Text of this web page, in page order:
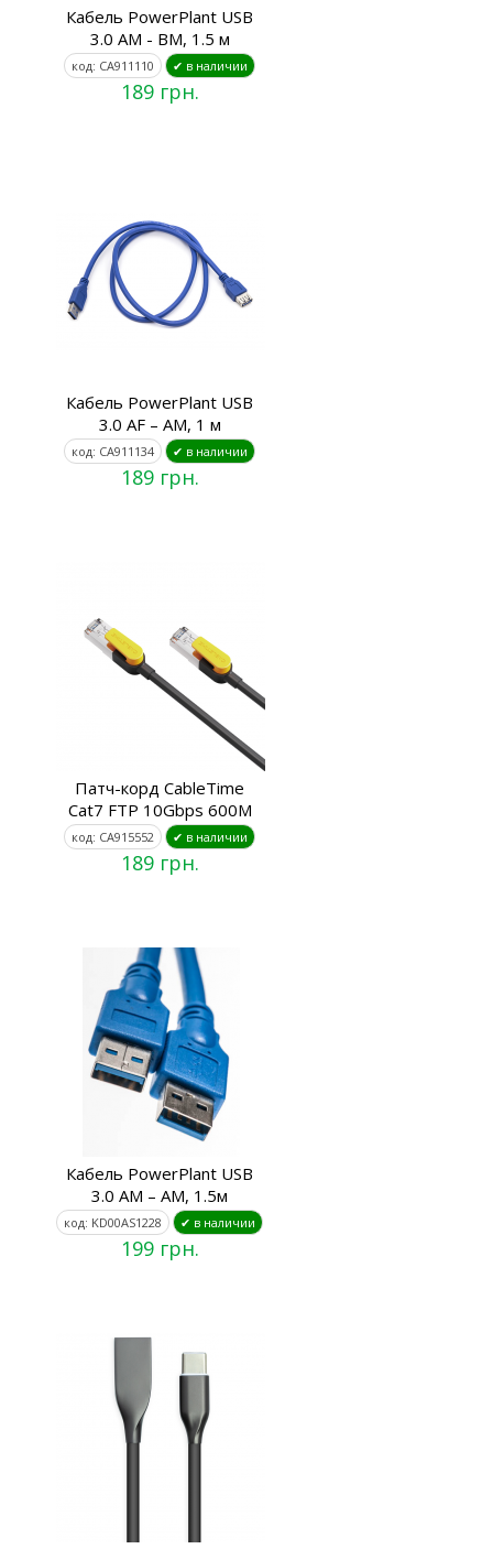
Кабель PowerPlant USB
3.0 AM - BM, 1.5 м
код: CA911110 ✔ в наличии
189 грн.
Кабель PowerPlant USB
3.0 AF – AM, 1 м
код: CA911134 ✔ в наличии
189 грн.
Патч-корд CableTime
Cat7 FTP 10Gbps 600M
код: CA915552 ✔ в наличии
189 грн.
Кабель PowerPlant USB
3.0 AM – AM, 1.5м
код: KD00AS1228 ✔ в наличии
199 грн.